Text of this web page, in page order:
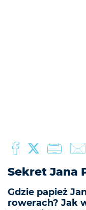
Sekret Jana
Gdzie papież
rowerach? Jak